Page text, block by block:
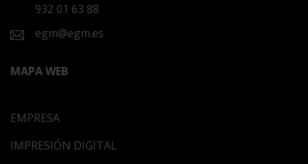
932 01 63 88
egm@egm.es
MAPA WEB
EMPRESA
IMPRESIÓN DIGITAL